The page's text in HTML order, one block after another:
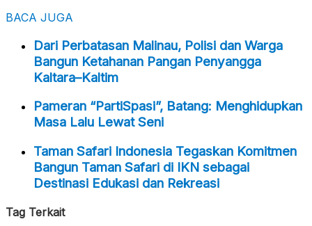
BACA JUGA
Dari Perbatasan Malinau, Polisi dan Warga
Bangun Ketahanan Pangan Penyangga
Kaltara–Kaltim
Pameran “PartiSpasi”, Batang: Menghidupkan
Masa Lalu Lewat Seni
Taman Safari Indonesia Tegaskan Komitmen
Bangun Taman Safari di IKN sebagai
Destinasi Edukasi dan Rekreasi
Tag Terkait